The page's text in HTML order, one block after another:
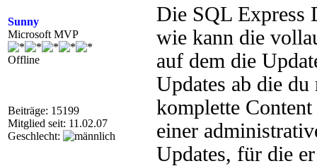
Sunny
Microsoft MVP
Offline
Beiträge: 15199
Mitglied seit: 11.02.07
Geschlecht:
Die SQL Express
wie kann die
auf dem die
Updates ab die
komplette
einer
Updates, für die